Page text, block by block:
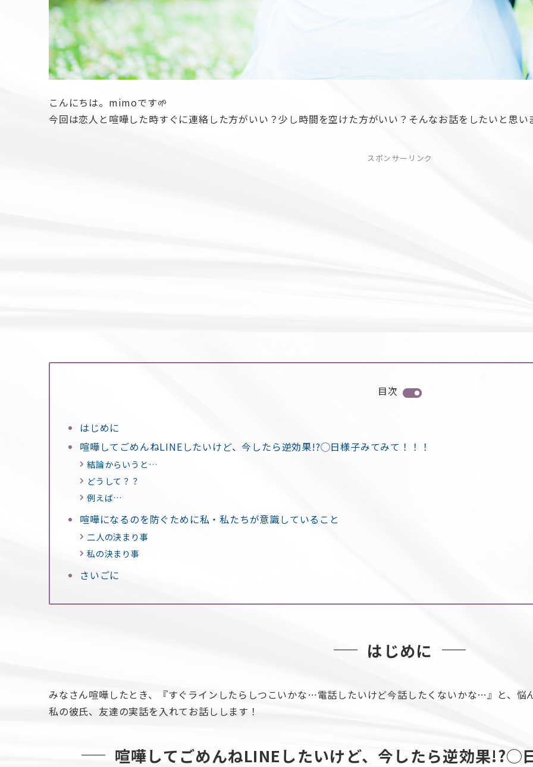
こんにちは。mimoです🌱
今回は恋人と喧嘩した時すぐに連絡した方がいい？少し時間を空けた方がいい？そんなお話をしたいと思い
スポンサーリンク
目次
はじめに
喧嘩してごめんねLINEしたいけど、今したら逆効果!?◯日様子みてみて！！！
結論からいうと…
どうして？？
例えば…
喧嘩になるのを防ぐために私・私たちが意識していること
二人の決まり事
私の決まり事
さいごに
はじめに
みなさん喧嘩したとき、『すぐラインしたらしつこいかな…電話したいけど今話したくないかな…』と、悩
私の彼氏、友達の実話を入れてお話しします！
喧嘩してごめんねLINEしたいけど、今したら逆効果!?◯